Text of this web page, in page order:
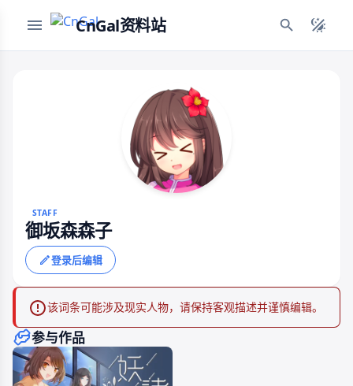
CnGal资料站
STAFF
御坂森森子
登录后编辑
该词条可能涉及现实人物，请保持客观描述并谨慎编辑。
参与作品